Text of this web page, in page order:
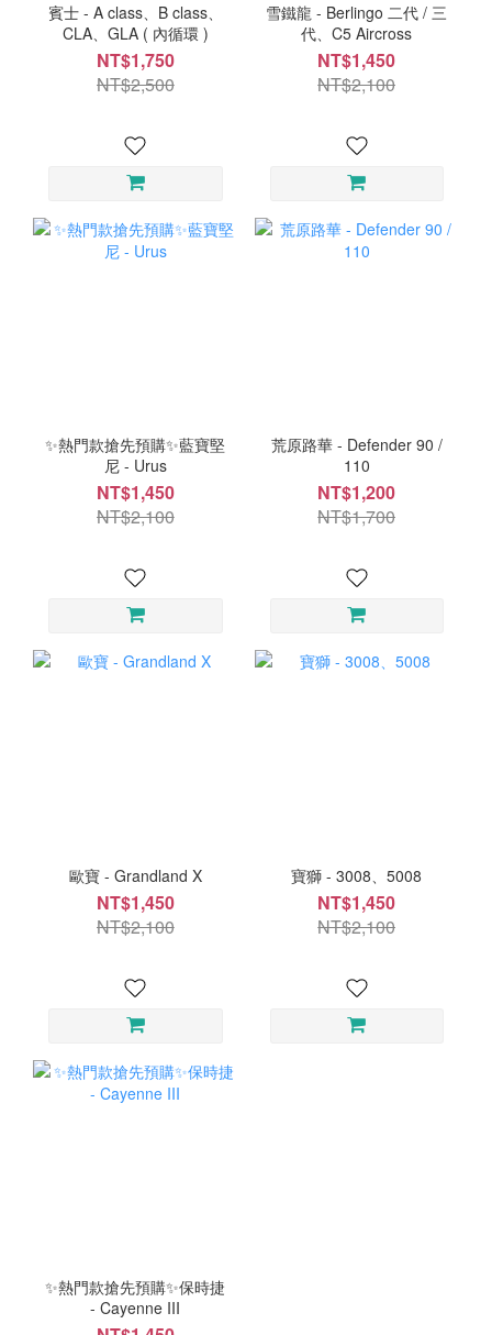
賓士 - A class、B class、
CLA、GLA ( 內循環 )
NT$1,750
NT$2,500
雪鐵龍 - Berlingo 二代 / 三
代、C5 Aircross
NT$1,450
NT$2,100
✨熱門款搶先預購✨藍寶堅
尼 - Urus
NT$1,450
NT$2,100
荒原路華 - Defender 90 /
110
NT$1,200
NT$1,700
歐寶 - Grandland X
NT$1,450
NT$2,100
寶獅 - 3008、5008
NT$1,450
NT$2,100
✨熱門款搶先預購✨保時捷
- Cayenne III